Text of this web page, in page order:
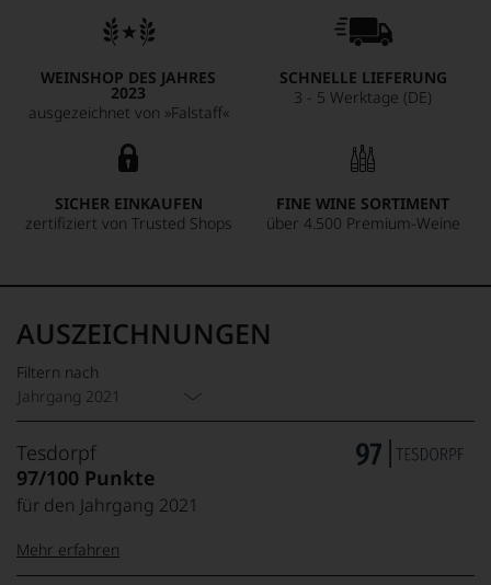
WEINSHOP DES JAHRES
2023
ausgezeichnet von »Falstaff«
SCHNELLE LIEFERUNG
3 - 5 Werktage (DE)
SICHER EINKAUFEN
zertifiziert von Trusted Shops
FINE WINE SORTIMENT
über 4.500 Premium-Weine
AUSZEICHNUNGEN
Filtern nach
Jahrgang 2021
Tesdorpf
97/100 Punkte
für den Jahrgang 2021
Mehr erfahren